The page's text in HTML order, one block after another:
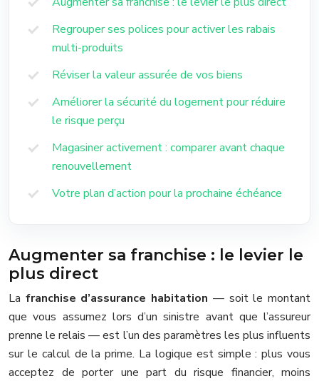
Regrouper ses polices pour activer les rabais
multi-produits
Réviser la valeur assurée de vos biens
Améliorer la sécurité du logement pour réduire
le risque perçu
Magasiner activement : comparer avant chaque
renouvellement
Votre plan d’action pour la prochaine échéance
Augmenter sa franchise : le levier le
plus direct
La franchise d’assurance habitation — soit le montant
que vous assumez lors d’un sinistre avant que l’assureur
prenne le relais — est l’un des paramètres les plus influents
sur le calcul de la prime. La logique est simple : plus vous
acceptez de porter une part du risque financier, moins